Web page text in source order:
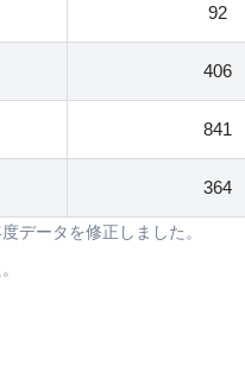
92
406
841
364
データを修正しました。